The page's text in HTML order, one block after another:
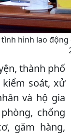
tình hình lao
thành phố
soát, xử
và hộ gia
chống
găm hàng,